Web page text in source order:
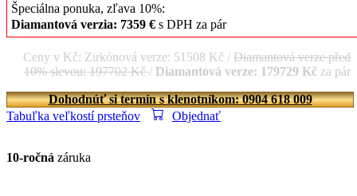
Špeciálna ponuka, zľava 10%:
Diamantová verzia: 7359 € s DPH za pár
Ceny v Kč: Zirkónová verze: 51508 Kč / Diamantová verze před
10% slevou: 197702 Kč/ Diamantová verze: 179729 Kč za pár
Dohodnúť si termín s klenotníkom: 0904 618 009
Tabuľka veľkostí prsteňov
Objednať
10-ročná záruka